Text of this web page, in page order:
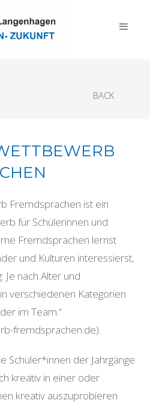
BACK
Fremdsprachen ist ein
für Schülerinnen und
Fremdsprachen lernst
und Kulturen interessierst,
Je nach Alter und
verschiedenen Kategorien
im Team.“
fremdsprachen.de).
Schüler*innen der Jahrgänge
kreativ in einer oder
kreativ auszuprobieren